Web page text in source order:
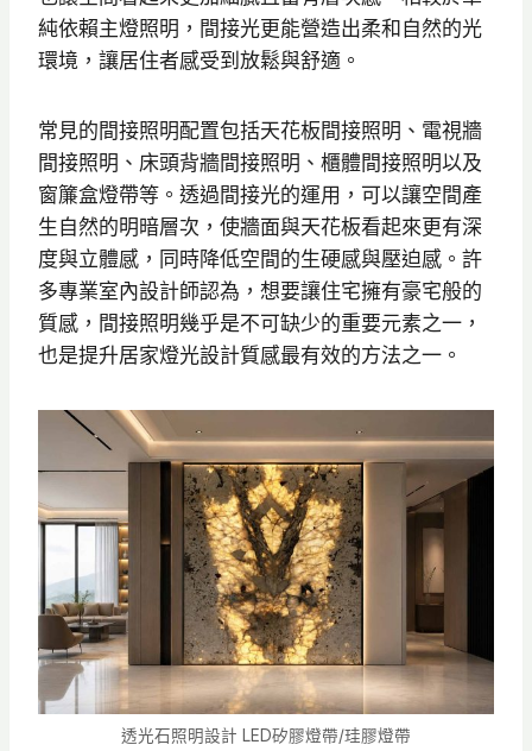
純依賴主燈照明，間接光更能營造出柔和自然的光
環境，讓居住者感受到放鬆與舒適。
常見的間接照明配置包括天花板間接照明、電視牆
間接照明、床頭背牆間接照明、櫃體間接照明以及
窗簾盒燈帶等。透過間接光的運用，可以讓空間產
生自然的明暗層次，使牆面與天花板看起來更有深
度與立體感，同時降低空間的生硬感與壓迫感。許
多專業室內設計師認為，想要讓住宅擁有豪宅般的
質感，間接照明幾乎是不可缺少的重要元素之一，
也是提升居家燈光設計質感最有效的方法之一。
透光石照明設計 LED矽膠燈帶/珪膠燈帶